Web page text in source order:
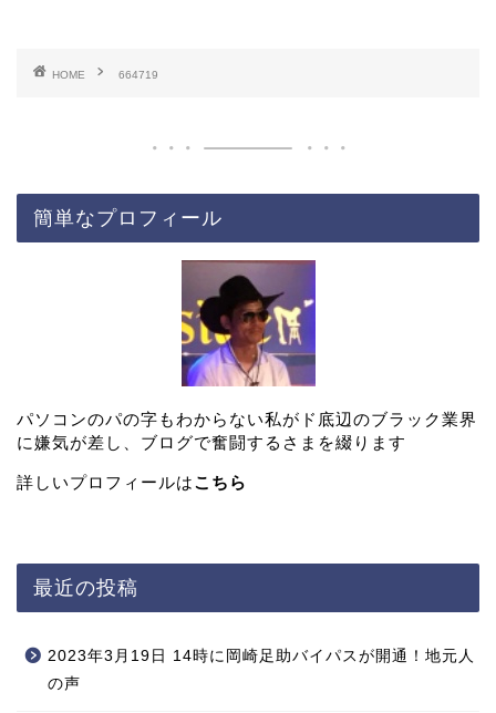
HOME 664719
簡単なプロフィール
パソコンのパの字もわからない私がド底辺のブラック業界
に嫌気が差し、ブログで奮闘するさまを綴ります
詳しいプロフィールはこちら
最近の投稿
2023年3月19日 14時に岡崎足助バイパスが開通！地元人
の声